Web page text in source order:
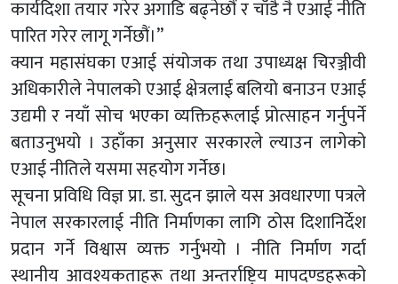
कार्यदिशा तयार गरेर अगाडि बढ्नेछौं र चाँडै नै एआई नीति
पारित गरेर लागू गर्नेछौं।”
क्यान महासंघका एआई संयोजक तथा उपाध्यक्ष चिरञ्जीवी
अधिकारीले नेपालको एआई क्षेत्रलाई बलियो बनाउन एआई
उद्यमी र नयाँ सोच भएका व्यक्तिहरूलाई प्रोत्साहन गर्नुपर्ने
बताउनुभयो । उहाँका अनुसार सरकारले ल्याउन लागेको
एआई नीतिले यसमा सहयोग गर्नेछ।
सूचना प्रविधि विज्ञ प्रा. डा. सुदन झाले यस अवधारणा पत्रले
नेपाल सरकारलाई नीति निर्माणका लागि ठोस दिशानिर्देश
प्रदान गर्ने विश्वास व्यक्त गर्नुभयो । नीति निर्माण गर्दा
स्थानीय आवश्यकताहरू तथा अन्तर्राष्ट्रिय मापदण्डहरूको